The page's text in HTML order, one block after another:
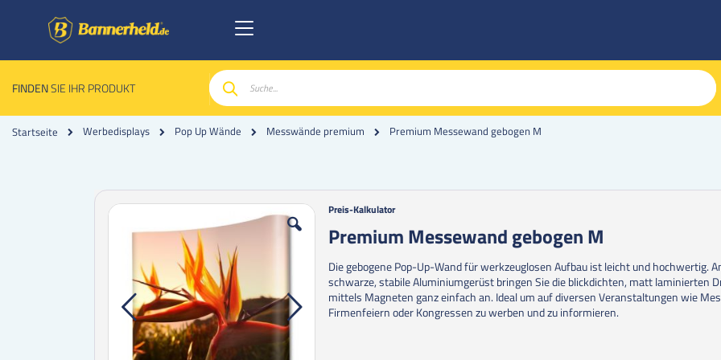
FINDENSIE IHR PRODUKT
Suche
Startseite Werbedisplays Pop Up Wände Messwände premium Premium Messewand gebogen M
Zum
springen
Zum
der
springen
Preis-Kalkulator
Premium Messewand gebogen M
Die gebogene Pop-Up-Wand für werkzeuglosen Aufbau ist leicht und hochwertig.
schwarze, stabile Aluminiumgerüst bringen Sie die blickdichten, matt laminierten
mittels Magneten ganz einfach an. Ideal um auf diversen Veranstaltungen wie
Firmenfeiern oder Kongressen zu werben und zu informieren.